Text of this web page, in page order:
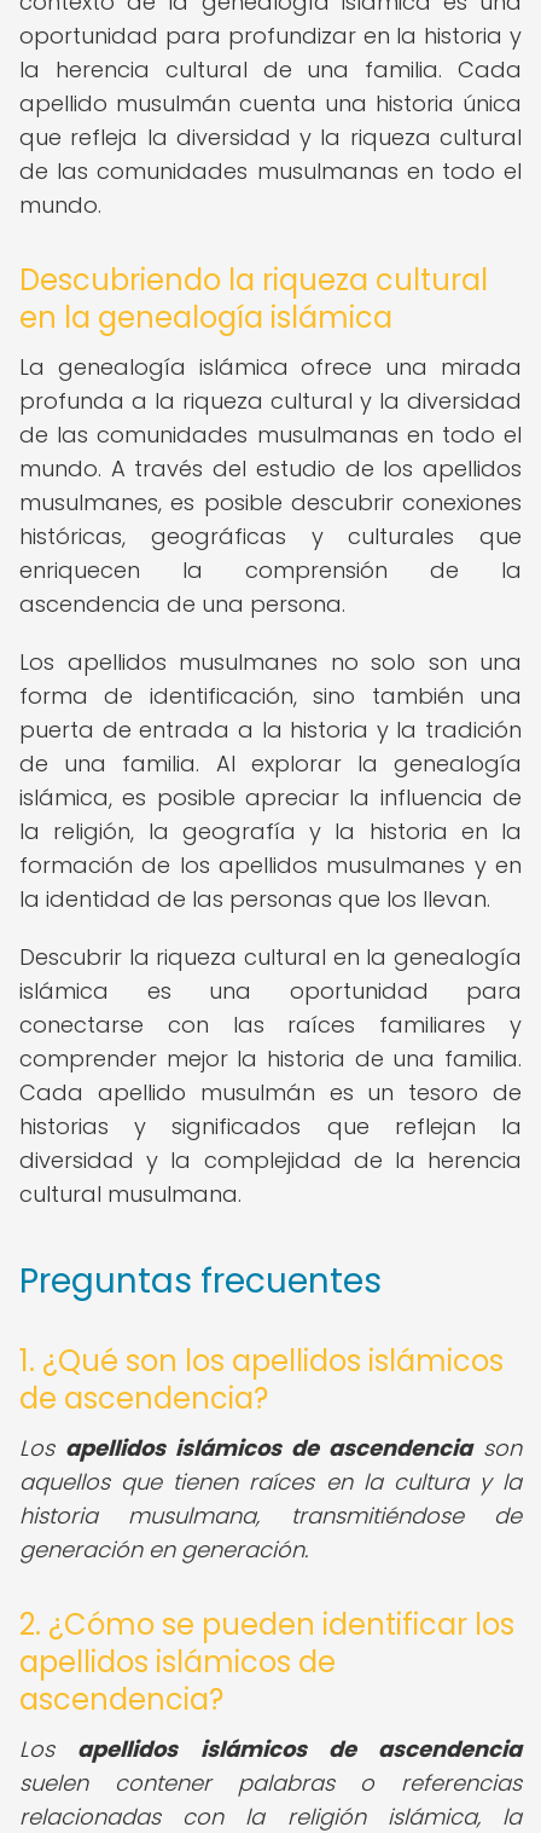
oportunidad para profundizar en la historia y
la herencia cultural de una familia. Cada
apellido musulmán cuenta una historia única
que refleja la diversidad y la riqueza cultural
de las comunidades musulmanas en todo el
mundo.
Descubriendo la riqueza cultural
en la genealogía islámica
La genealogía islámica ofrece una mirada
profunda a la riqueza cultural y la diversidad
de las comunidades musulmanas en todo el
mundo. A través del estudio de los apellidos
musulmanes, es posible descubrir conexiones
históricas, geográficas y culturales que
enriquecen la comprensión de la
ascendencia de una persona.
Los apellidos musulmanes no solo son una
forma de identificación, sino también una
puerta de entrada a la historia y la tradición
de una familia. Al explorar la genealogía
islámica, es posible apreciar la influencia de
la religión, la geografía y la historia en la
formación de los apellidos musulmanes y en
la identidad de las personas que los llevan.
Descubrir la riqueza cultural en la genealogía
islámica es una oportunidad para
conectarse con las raíces familiares y
comprender mejor la historia de una familia.
Cada apellido musulmán es un tesoro de
historias y significados que reflejan la
diversidad y la complejidad de la herencia
cultural musulmana.
Preguntas frecuentes
1. ¿Qué son los apellidos islámicos
de ascendencia?
Los apellidos islámicos de ascendenciason
aquellos que tienen raíces en la cultura y la
historia musulmana, transmitiéndose de
generación en generación.
2. ¿Cómo se pueden identificar los
apellidos islámicos de
ascendencia?
Los apellidos islámicos de ascendencia
suelen contener palabras o referencias
relacionadas con la religión islámica, la